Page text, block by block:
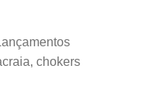
, chokers